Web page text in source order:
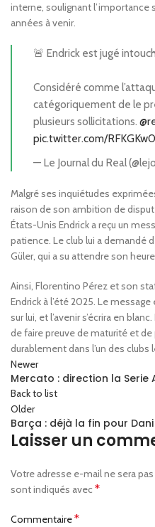
interne, soulignant l’importance
années à venir.
🚨 Endrick est jugé
Considéré comme
catégoriquement de le
plusieurs sollicitations.
pic.twitter.com/
— Le Journal du Real
Malgré ses inquiétudes
raison de son ambition de
États-Unis Endrick a reçu un
patience. Le club lui a demandé
Güler, qui a su attendre son
Ainsi, Florentino Pérez et son
Endrick à l’été 2025. Le
sur lui, et l’avenir s’écrira en
de faire preuve de maturité et
durablement dans l’un des
Newer
Mercato : direction la Serie
Back to list
Older
Barça : déjà la fin pour
Laisser un
Votre adresse e-mail ne sera
sont indiqués avec *
Commentaire*